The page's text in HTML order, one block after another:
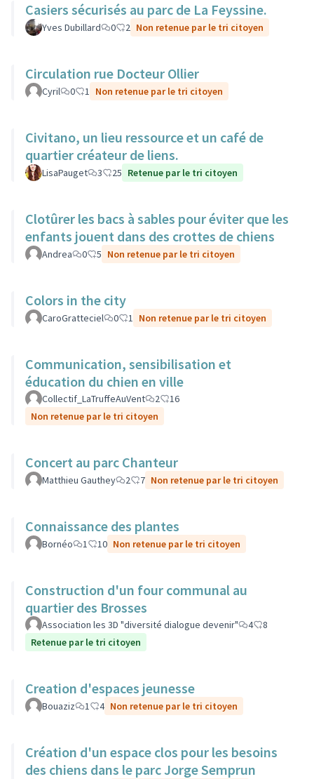
Casiers sécurisés au parc de La Feyssine.
Yves Dubillard 0 2 Non retenue par le tri citoyen
Circulation rue Docteur Ollier
Cyril 0 1 Non retenue par le tri citoyen
Civitano, un lieu ressource et un café de
quartier créateur de liens.
LisaPauget 3 25 Retenue par le tri citoyen
Clotûrer les bacs à sables pour éviter que les
enfants jouent dans des crottes de chiens
Andrea 0 5 Non retenue par le tri citoyen
Colors in the city
CaroGratteciel 0 1 Non retenue par le tri citoyen
Communication, sensibilisation et
éducation du chien en ville
Collectif_LaTruffeAuVent 2
16
Non retenue par le tri citoyen
Concert au parc Chanteur
Matthieu Gauthey 2 7 Non retenue par le tri citoyen
Connaissance des plantes
Bornéo 1 10 Non retenue par le tri citoyen
Construction d'un four communal au
quartier des Brosses
Association les 3D "diversité dialogue devenir" 4
8
Retenue par le tri citoyen
Creation d'espaces jeunesse
Bouaziz 1 4 Non retenue par le tri citoyen
Création d'un espace clos pour les besoins
des chiens dans le parc Jorge Semprun